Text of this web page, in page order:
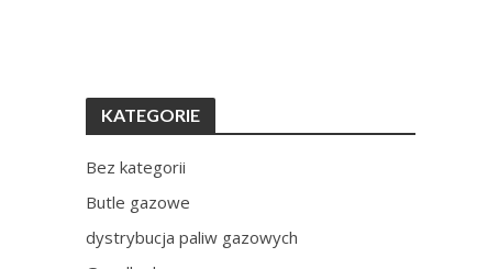
KATEGORIE
Bez kategorii
Butle gazowe
dystrybucja paliw gazowych